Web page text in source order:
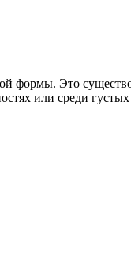
формы. Это
или среди